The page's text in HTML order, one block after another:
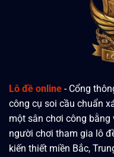
Lô đề online - Cổng
công cụ soi cầu chuẩn
một sân chơi công
người chơi tham gia lô
kiến thiết miền Bắc,